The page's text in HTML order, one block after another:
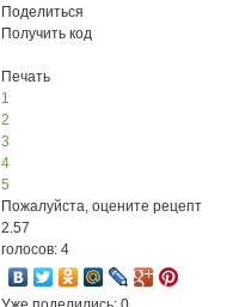
Поделиться
Получить код
Печать
1
2
3
4
5
Пожалуйста, оцените рецепт
2.57
голосов: 4